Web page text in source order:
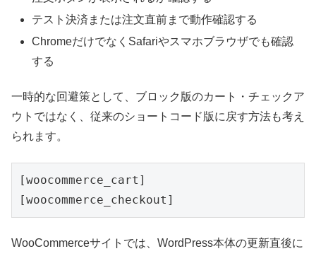
テスト決済または注文直前まで動作確認する
ChromeだけでなくSafariやスマホブラウザでも確認
する
一時的な回避策として、ブロック版のカート・チェックア
ウトではなく、従来のショートコード版に戻す方法も考え
られます。
[woocommerce_cart]
[woocommerce_checkout]
WooCommerceサイトでは、WordPress本体の更新直後に